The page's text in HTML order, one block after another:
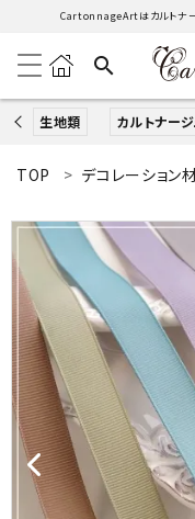
CartonnageArtはカルトナー
search
生地類 カルトナー
ACCOUNT MENU
ようこそ ゲスト 様
ログイン
生地類
カルトナージュLeather用
金具・パーツ類
TOP デコレーション